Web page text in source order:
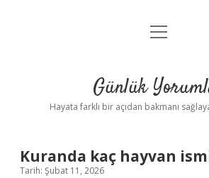
Anasayfa
Yasal Uyarı
menüyü
Günlük
Hayata farklı bir açıdan bakmanı
Kuranda kaç hayvan
Tarih: Şubat 11, 2026